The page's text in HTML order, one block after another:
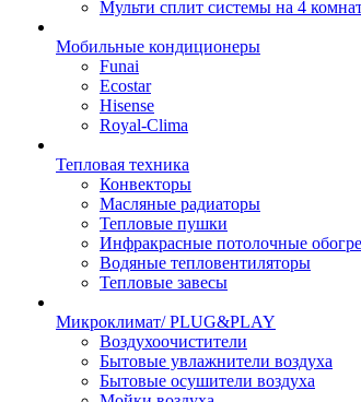
Мульти сплит системы на 4
Мобильные кондиционеры
Funai
Ecostar
Hisense
Royal-Clima
Тепловая техника
Конвекторы
Масляные радиаторы
Тепловые пушки
Инфракрасные потолочные
Водяные тепловентиляторы
Тепловые завесы
Микроклимат/ PLUG&PLAY
Воздухоочистители
Бытовые увлажнители воздуха
Бытовые осушители воздуха